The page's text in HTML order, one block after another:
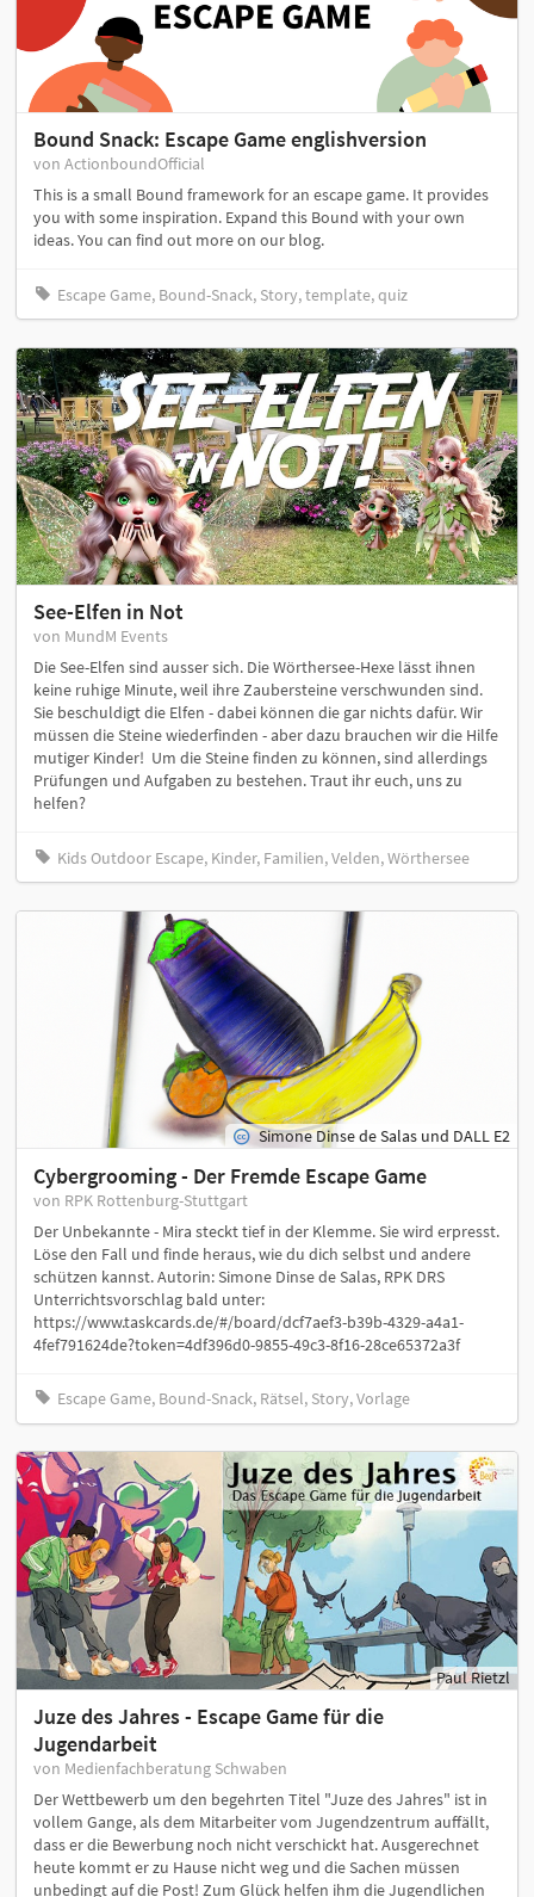
Bound Snack: Escape Game englishversion
von ActionboundOfficial
This is a small Bound framework for an escape game. It provides
you with some inspiration. Expand this Bound with your own
ideas. You can find out more on our blog.
Escape Game, Bound-Snack, Story, template, quiz
See-Elfen in Not
von MundM Events
Die See-Elfen sind ausser sich. Die Wörthersee-Hexe lässt ihnen
keine ruhige Minute, weil ihre Zaubersteine verschwunden sind.
Sie beschuldigt die Elfen - dabei können die gar nichts dafür. Wir
müssen die Steine wiederfinden - aber dazu brauchen wir die Hilfe
mutiger Kinder! Um die Steine finden zu können, sind allerdings
Prüfungen und Aufgaben zu bestehen. Traut ihr euch, uns zu
helfen?
Kids Outdoor Escape, Kinder, Familien, Velden, Wörthersee
Simone Dinse de Salas und DALL E2
Cybergrooming - Der Fremde Escape Game
von RPK Rottenburg-Stuttgart
Der Unbekannte - Mira steckt tief in der Klemme. Sie wird erpresst.
Löse den Fall und finde heraus, wie du dich selbst und andere
schützen kannst. Autorin: Simone Dinse de Salas, RPK DRS
Unterrichtsvorschlag bald unter:
https://www.taskcards.de/#/board/dcf7aef3-b39b-4329-a4a1-
4fef791624de?token=4df396d0-9855-49c3-8f16-28ce65372a3f
Escape Game, Bound-Snack, Rätsel, Story, Vorlage
Paul Rietzl
Juze des Jahres - Escape Game für die
Jugendarbeit
von Medienfachberatung Schwaben
Der Wettbewerb um den begehrten Titel "Juze des Jahres" ist in
vollem Gange, als dem Mitarbeiter vom Jugendzentrum auffällt,
dass er die Bewerbung noch nicht verschickt hat. Ausgerechnet
heute kommt er zu Hause nicht weg und die Sachen müssen
unbedingt auf die Post! Zum Glück helfen ihm die Jugendlichen